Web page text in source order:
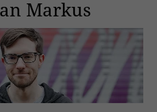
Markus